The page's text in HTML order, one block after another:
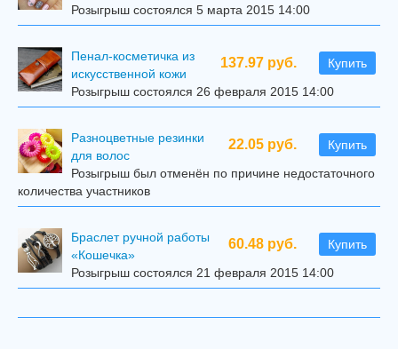
Розыгрыш состоялся 5 марта 2015 14:00
137.97 руб. Купить
Пенал-косметичка из
искусственной кожи
Розыгрыш состоялся 26 февраля 2015 14:00
22.05 руб. Купить
Разноцветные резинки
для волос
Розыгрыш был отменён по причине недостаточного
количества участников
60.48 руб. Купить
Браслет ручной работы
«Кошечка»
Розыгрыш состоялся 21 февраля 2015 14:00